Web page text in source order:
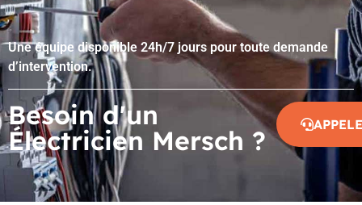
Une équipe disponible 24h/7 jours pour toute demande
d’intervention.
Besoin d'un
Électricien Mersch ?